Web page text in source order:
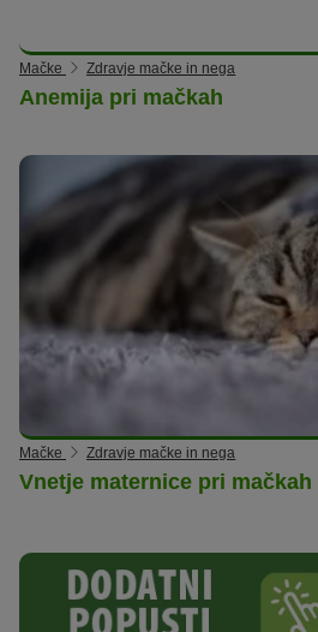
Mačke Zdravje mačke in nega
Anemija pri mačkah
Mačke Zdravje mačke in nega
Vnetje maternice pri mačkah